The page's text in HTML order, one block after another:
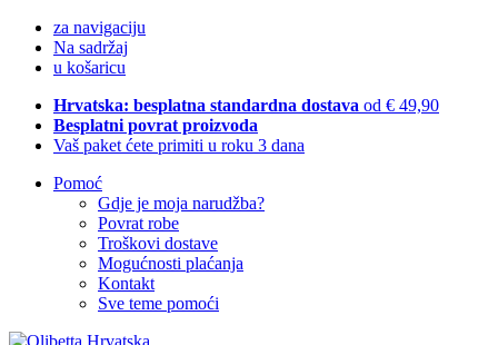
za navigaciju
Na sadržaj
u košaricu
Hrvatska: besplatna standardna dostava od € 49,90
Besplatni povrat proizvoda
Vaš paket ćete primiti u roku 3 dana
Pomoć
Gdje je moja narudžba?
Povrat robe
Troškovi dostave
Mogućnosti plaćanja
Kontakt
Sve teme pomoći